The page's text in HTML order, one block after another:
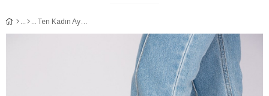
Ten Kadın Ayakkabı D838753805